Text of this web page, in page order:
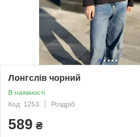
Лонгслів чорний
В наявності
Код: 1253
Роздріб
589 ₴